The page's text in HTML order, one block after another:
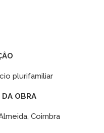
plurifamiliar
OBRA
Coimbra